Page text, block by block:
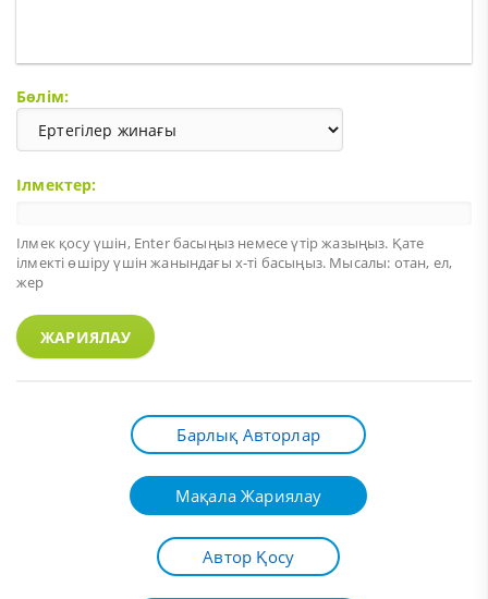
Бөлім:
Ілмектер:
Ілмек қосу үшін, Enterбасыңыз немесе үтір жазыңыз. Қате
ілмекті өшіру үшін жанындағы х-ті басыңыз. Мысалы: отан, ел,
жер
ЖАРИЯЛАУ
Барлық Авторлар
Мақала Жариялау
Автор Қосу